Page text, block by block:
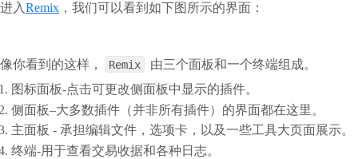
进入Remix ，我们可以看到如下图所示的界面：
像你看到的这样， Remix
由三个面板和一个终端组成。
图标面板-点击可更改侧面板中显示的插件。
侧面板–大多数插件（并非所有插件）的界面都在这里。
主面板 - 承担编辑文件，选项卡，以及一些工具大页面展示。
终端-用于查看交易收据和各种日志。